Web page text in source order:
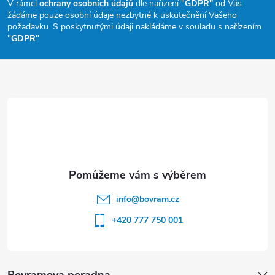
a
t
V rámci ochrany osobních údajů dle nařízení "GDPR" od Vás
žádáme pouze osobní údaje nezbytné k uskutečnění Vašeho
požadavku. S poskytnutými údaji nakládáme v souladu s nařízením
"GDPR"
info@bovram.cz
+420 777 750 001